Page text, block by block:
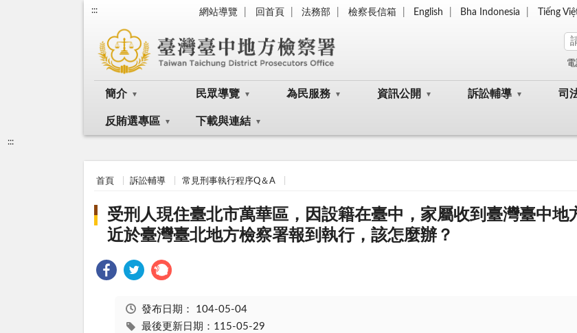
::: 網站導覽 回首頁 法務部 檢察長信箱 English Bha Indonesia Tiếng
簡介 民眾導覽 為民服務 資訊公開 訴訟輔導 司
反賄選專區 下載與連結
:::
首頁 訴訟輔導 常見刑事執行程序Q＆A
受刑人現住臺北市萬華區，因設籍在臺中，家屬收到臺灣臺中
近於臺灣臺北地方檢察署報到執行，該怎麼辦？
發布日期： 104-05-04
最後更新日期：115-05-29